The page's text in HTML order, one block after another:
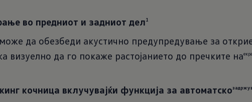
во предниот и задниот дел1
да обезбеди акустично предупредување за
визуелно да го покаже растојанието до пречките на
кочница вклучувајќи функција за автоматско